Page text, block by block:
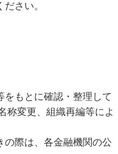
さい。
をもとに確認・整理して
称変更、組織再編等によ
の際は、各金融機関の公